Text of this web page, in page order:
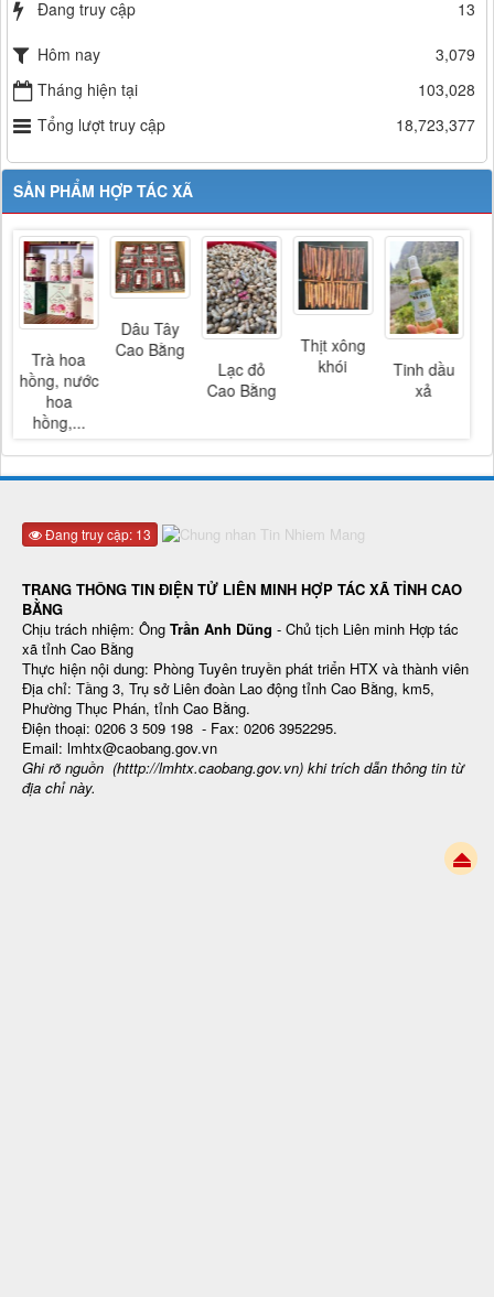
Đang truy cập 13
Hôm nay
3,079
Tháng hiện tại
103,028
Tổng lượt truy cập
18,723,377
SẢN PHẨM HỢP TÁC XÃ
Trà hoa
hồng, nước
hoa
hồng,...
Dâu Tây
Cao Bằng
Lạc đỏ
Cao Bằng
Thịt xông
khói
Tinh dầu
xả
Đang truy cập: 13
TRANG THÔNG TIN ĐIỆN TỬ LIÊN MINH HỢP TÁC XÃ TỈNH CAO
BẰNG
Chịu trách nhiệm: Ông Trần Anh Dũng - Chủ tịch Liên minh Hợp tác
xã tỉnh Cao Bằng
Thực hiện nội dung: Phòng Tuyên truyền phát triển HTX và thành viên
Địa chỉ: Tầng 3, Trụ sở Liên đoàn Lao động tỉnh Cao Bằng, km5,
Phường Thục Phán, tỉnh Cao Bằng.
Điện thoại: 0206 3 509 198 - Fax: 0206 3952295.
Email: lmhtx@caobang.gov.vn
Ghi rõ nguồn (htttp://lmhtx.caobang.gov.vn) khi trích dẫn thông tin từ
địa chỉ này.